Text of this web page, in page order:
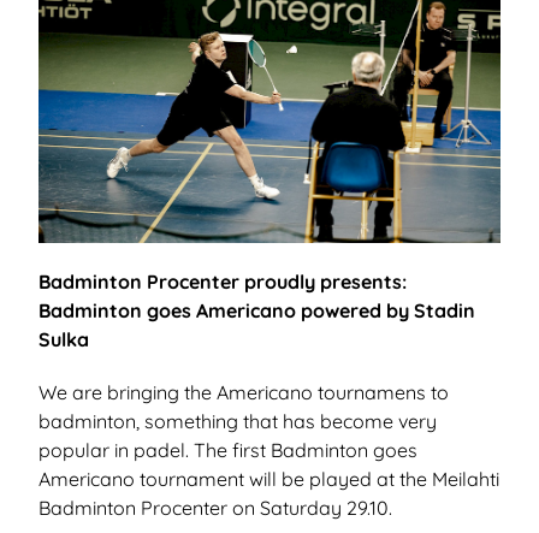
Badminton Procenter proudly presents:
Badminton goes Americano powered by Stadin
Sulka
We are bringing the Americano tournamens to
badminton, something that has become very
popular in padel. The first Badminton goes
Americano tournament will be played at the Meilahti
Badminton Procenter on Saturday 29.10.